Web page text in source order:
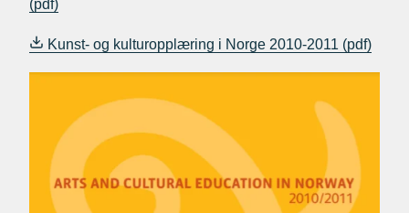
Kunst- og kulturopplæring i Norge 2010-2011